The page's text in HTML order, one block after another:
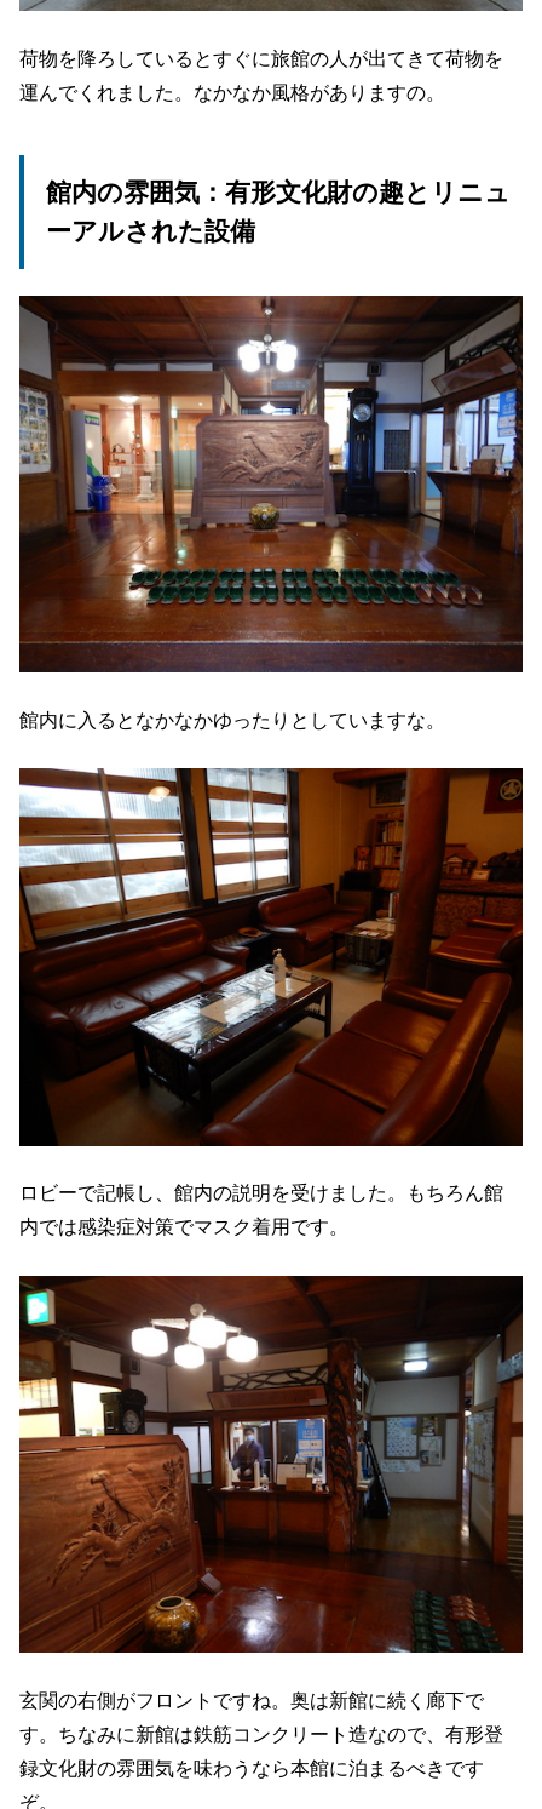
荷物を降ろしているとすぐに旅館の人が出てきて荷物を
運んでくれました。なかなか風格がありますの。
館内の雰囲気：有形文化財の趣とリニュ
ーアルされた設備
館内に入るとなかなかゆったりとしていますな。
ロビーで記帳し、館内の説明を受けました。もちろん館
内では感染症対策でマスク着用です。
玄関の右側がフロントですね。奥は新館に続く廊下で
す。ちなみに新館は鉄筋コンクリート造なので、有形登
録文化財の雰囲気を味わうなら本館に泊まるべきです
ぞ。